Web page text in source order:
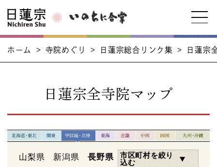
ホーム > 寺院めぐり > 日蓮宗総合リンク集 > 日蓮宗
日蓮宗全寺院マップ
山梨県 新潟県 長野県
市区町村を絞り
込む